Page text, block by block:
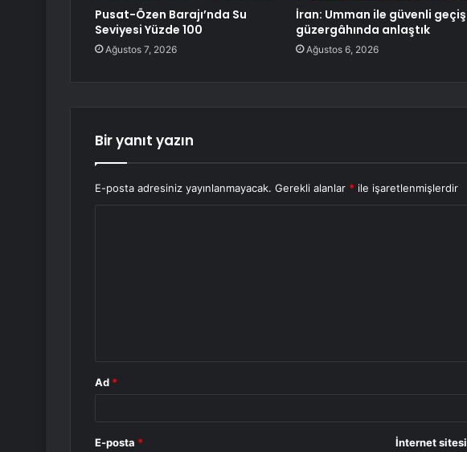
Pusat-Özen Barajı’nda Su
Seviyesi Yüzde 100
Ağustos 7, 2026
İran: Umman ile güvenli geçiş
güzergâhında anlaştık
Ağustos 6, 2026
Bir yanıt yazın
E-posta adresiniz yayınlanmayacak. Gerekli alanlar * ile işaretlenmişlerdir
Ad *
E-posta * İnternet sitesi